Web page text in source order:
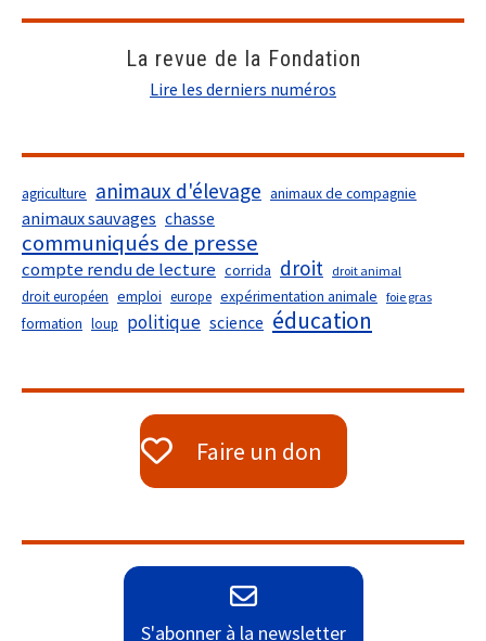
La revue de la Fondation
Lire les derniers numéros
agriculture animaux d'élevage animaux de compagnie
animaux sauvages chasse
communiqués de presse
compte rendu de lecture corrida droit droit animal
droit européen emploi europe expérimentation animale foie gras
formation loup politique science éducation
Faire un don
S'abonner à la newsletter